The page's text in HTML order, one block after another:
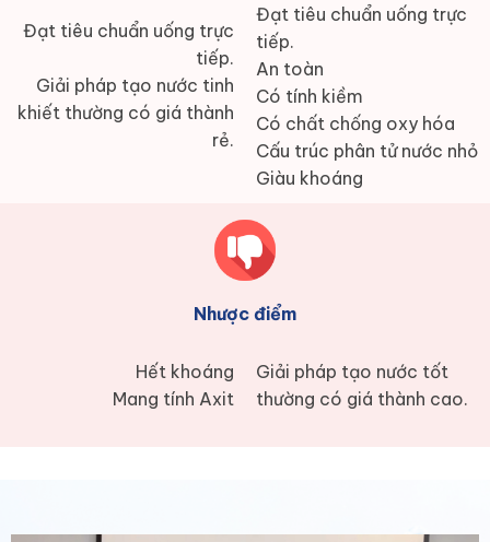
Đạt tiêu chuẩn uống trực
tiếp.
Giải pháp tạo nước tinh
khiết thường có giá thành
rẻ.
Đạt tiêu chuẩn uống trực
tiếp.
An toàn
Có tính kiềm
Có chất chống oxy hóa
Cấu trúc phân tử nước nhỏ
Giàu khoáng
Hết khoáng
Mang tính Axit
Nhược điểm
Giải pháp tạo nước tốt
thường có giá thành cao.